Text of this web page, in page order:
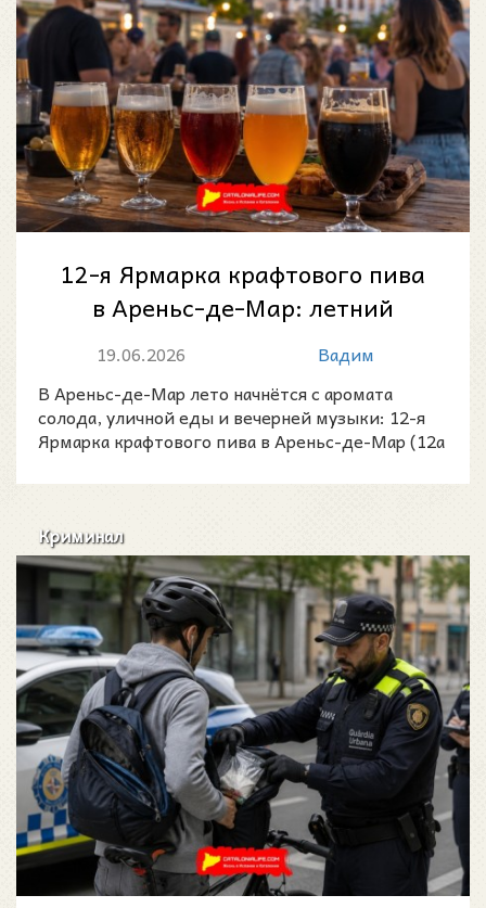
12-я Ярмарка крафтового пива
в Ареньс-де-Мар: летний
вечер у моря, гастрономия и
каталонск...
19.06.2026
Вадим
В Ареньс-де-Мар лето начнётся с аромата
солода, уличной еды и вечерней музыки: 12-я
Ярмарка крафтового пива в Ареньс-де-Мар (12a
Криминал